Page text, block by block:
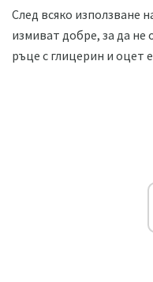
След всяко използване
измиват добре, за да не
ръце с глицерин и оцет